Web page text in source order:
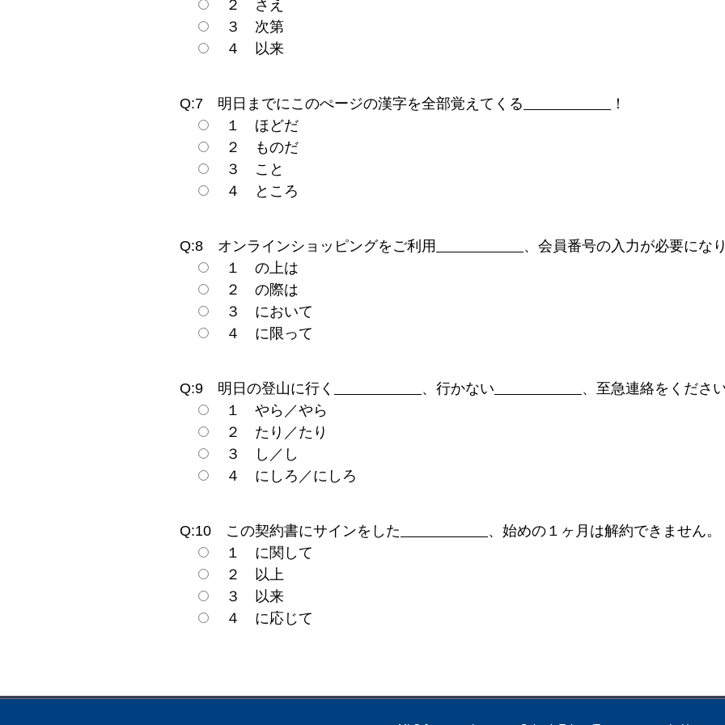
２ さえ
３ 次第
４ 以来
Q:7 明日までにこのぺージの漢字を全部覚えてくる
！
１ ほどだ
２ ものだ
３ こと
４ ところ
Q:8 オンラインショッピングをご利用
、会員番号の入力が必要にな
１ の上は
２ の際は
３ において
４ に限って
Q:9 明日の登山に行く 、行かない
、至急連絡をくださ
１ やら／やら
２ たり／たり
３ し／し
４ にしろ／にしろ
Q:10 この契約書にサインをした
、始めの１ヶ月は解約できません。
１ に関して
２ 以上
３ 以来
４ に応じて